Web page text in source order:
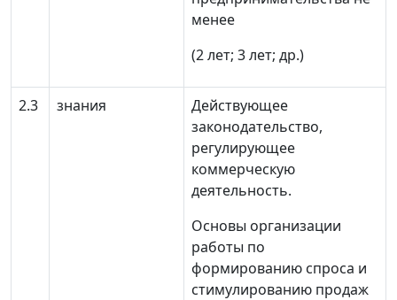
менее
(2 лет; 3 лет; др.)
2.3 знания
Действующее
законодательство,
регулирующее
коммерческую
деятельность.
Основы организации
работы по
формированию спроса и
стимулированию продаж